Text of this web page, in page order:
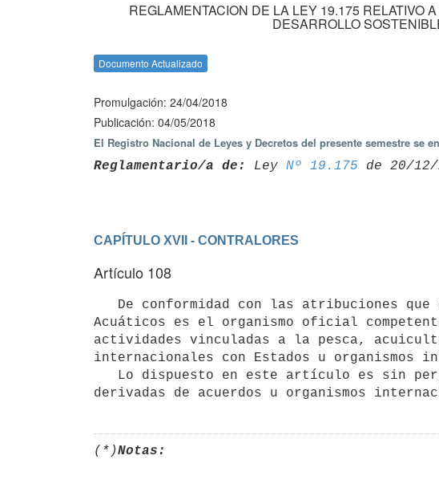
REGLAMENTACION DE LA LEY 19.175 RELATIVO
DESARROLLO
Documento Actualizado
Promulgación: 24/04/2018
Publicación: 04/05/2018
El Registro Nacional de Leyes y Decretos del presente semestre se
Reglamentario/a de: Ley Nº 19.175
CAPÍTULO XVII - CONTRALORES
Artículo 108
Acuáticos es el organismo oficial
actividades vinculadas a la pesca,
internacionales con Estados u organismos
derivadas de acuerdos u organismos
(*)Notas: